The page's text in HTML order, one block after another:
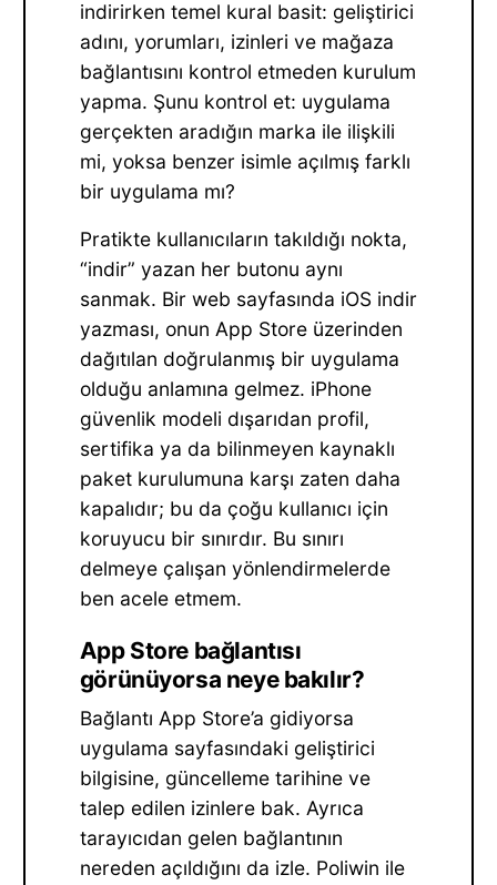
indirirken temel kural basit: geliştirici
adını, yorumları, izinleri ve mağaza
bağlantısını kontrol etmeden kurulum
yapma. Şunu kontrol et: uygulama
gerçekten aradığın marka ile ilişkili
mi, yoksa benzer isimle açılmış farklı
bir uygulama mı?
Pratikte kullanıcıların takıldığı nokta,
“indir” yazan her butonu aynı
sanmak. Bir web sayfasında iOS indir
yazması, onun App Store üzerinden
dağıtılan doğrulanmış bir uygulama
olduğu anlamına gelmez. iPhone
güvenlik modeli dışarıdan profil,
sertifika ya da bilinmeyen kaynaklı
paket kurulumuna karşı zaten daha
kapalıdır; bu da çoğu kullanıcı için
koruyucu bir sınırdır. Bu sınırı
delmeye çalışan yönlendirmelerde
ben acele etmem.
App Store bağlantısı
görünüyorsa neye bakılır?
Bağlantı App Store’a gidiyorsa
uygulama sayfasındaki geliştirici
bilgisine, güncelleme tarihine ve
talep edilen izinlere bak. Ayrıca
tarayıcıdan gelen bağlantının
nereden açıldığını da izle. Poliwin ile